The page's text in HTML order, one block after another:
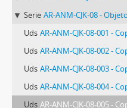
Serie AR-ANM-CJK-08 -
Uds AR-ANM-CJK-08-001 - Copia
Uds AR-ANM-CJK-08-002 - Copia
Uds AR-ANM-CJK-08-003 - Copia
Uds AR-ANM-CJK-08-004 - Copia
Uds AR-ANM-CJK-08-005 - Copia de